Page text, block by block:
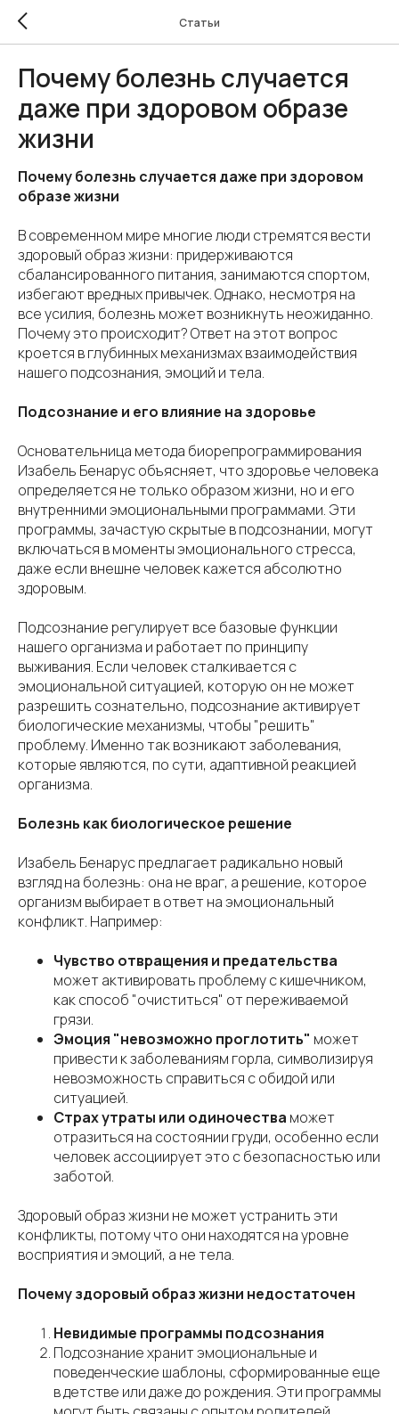
Статьи
Почему болезнь случается
даже при здоровом образе
жизни
Почему болезнь случается даже при здоровом
образе жизни
В современном мире многие люди стремятся вести
здоровый образ жизни: придерживаются
сбалансированного питания, занимаются спортом,
избегают вредных привычек. Однако, несмотря на
все усилия, болезнь может возникнуть неожиданно.
Почему это происходит? Ответ на этот вопрос
кроется в глубинных механизмах взаимодействия
нашего подсознания, эмоций и тела.
Подсознание и его влияние на здоровье
Основательница метода биорепрограммирования
Изабель Бенарус объясняет, что здоровье человека
определяется не только образом жизни, но и его
внутренними эмоциональными программами. Эти
программы, зачастую скрытые в подсознании, могут
включаться в моменты эмоционального стресса,
даже если внешне человек кажется абсолютно
здоровым.
Подсознание регулирует все базовые функции
нашего организма и работает по принципу
выживания. Если человек сталкивается с
эмоциональной ситуацией, которую он не может
разрешить сознательно, подсознание активирует
биологические механизмы, чтобы "решить"
проблему. Именно так возникают заболевания,
которые являются, по сути, адаптивной реакцией
организма.
Болезнь как биологическое решение
Изабель Бенарус предлагает радикально новый
взгляд на болезнь: она не враг, а решение, которое
организм выбирает в ответ на эмоциональный
конфликт. Например:
Чувство отвращения и предательства
может активировать проблему с кишечником,
как способ "очиститься" от переживаемой
грязи.
Эмоция "невозможно проглотить" может
привести к заболеваниям горла, символизируя
невозможность справиться с обидой или
ситуацией.
Страх утраты или одиночества может
отразиться на состоянии груди, особенно если
человек ассоциирует это с безопасностью или
заботой.
Здоровый образ жизни не может устранить эти
конфликты, потому что они находятся на уровне
восприятия и эмоций, а не тела.
Почему здоровый образ жизни недостаточен
Невидимые программы подсознания
Подсознание хранит эмоциональные и
поведенческие шаблоны, сформированные еще
в детстве или даже до рождения. Эти программы